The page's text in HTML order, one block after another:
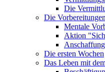
Die
Die Vorbereitungen
Mentale
Aktion
Die ersten Wochen
Das Leben mit